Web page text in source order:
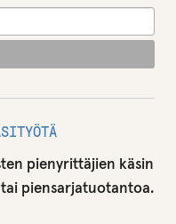
pienyrittäjien käsin
piensarjatuotantoa.